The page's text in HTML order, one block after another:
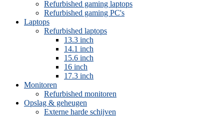
Refurbished gaming laptops
Refurbished gaming PC's
Laptops
Refurbished laptops
13.3 inch
14.1 inch
15.6 inch
16 inch
17.3 inch
Monitoren
Refurbished monitoren
Opslag & geheugen
Externe harde schijven